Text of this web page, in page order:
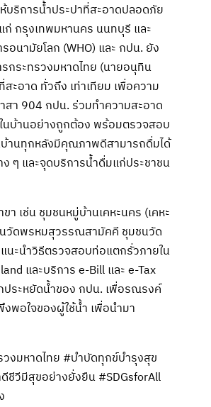
บริการน้ำประปาที่สะอาดปลอดภัย
ก่ กรุงเทพมหานคร นนทบุรี และ
นามัยโลก (WHO) และ กปน. ยัง
ระทรวงมหาดไทย (นายอนุทิน
ะอาด ทั่วถึง เท่าเทียม เพื่อความ
า 904 กปน. ร่วมทำความสะอาด
นบ้านอย่างถูกต้อง พร้อมตรวจสอบ
บ้านทุกหลังมีคุณภาพดีสามารถดื่มได้
ๆ และจุดบริการน้ำดื่มแก่ประชาชน
เช่น ชุมชนหมู่บ้านเคหะนคร (เคหะ
วัดพรหมสุวรรณสามัคคี ชุมชนวัด
นะนำวิธีตรวจสอบท่อแตกรั่วภายใน
และบริการ e-Bill และ e-Tax
ประหยัดน้ำของ กปน. เพื่อรณรงค์
พอใจของผู้ใช้น้ำ เพื่อนำมา
งมหาดไทย #บำบัดทุกข์บำรุงสุข
ชีวีมีสุขอย่างยั่งยืน #SDGsforAll